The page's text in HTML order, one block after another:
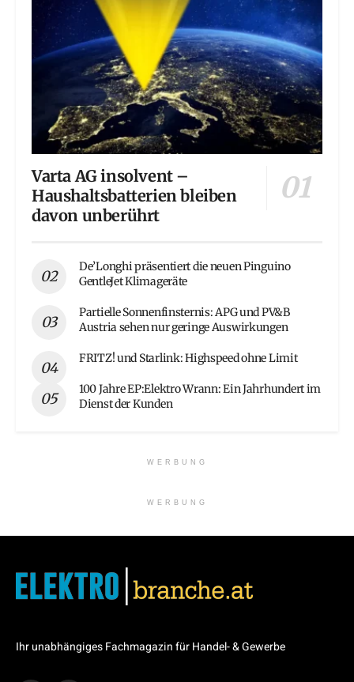
Varta AG insolvent –
Haushaltsbatterien bleiben
davon unberührt
De’Longhi präsentiert die neuen Pinguino
GentleJet Klimageräte
Partielle Sonnenfinsternis: APG und PV&B
Austria sehen nur geringe Auswirkungen
FRITZ! und Starlink: Highspeed ohne Limit
100 Jahre EP:Elektro Wrann: Ein Jahrhundert im
Dienst der Kunden
WERBUNG
WERBUNG
Ihr unabhängiges Fachmagazin für Handel- & Gewerbe